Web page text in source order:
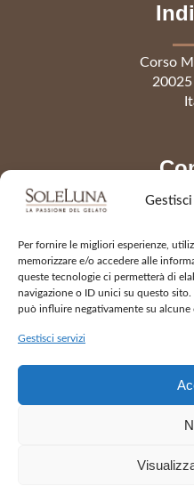
Per fornire le migliori esperienze,
memorizzare e/o accedere alle
queste tecnologie ci permetterà di
navigazione o ID unici su questo
può influire negativamente su alcune
Gestisci servizi
Corso
20025
0331
dalle